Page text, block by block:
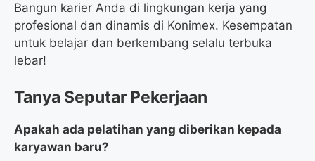
Bangun karier Anda di lingkungan kerja yang
profesional dan dinamis di Konimex. Kesempatan
untuk belajar dan berkembang selalu terbuka
lebar!
Tanya Seputar Pekerjaan
Apakah ada pelatihan yang diberikan kepada
karyawan baru?